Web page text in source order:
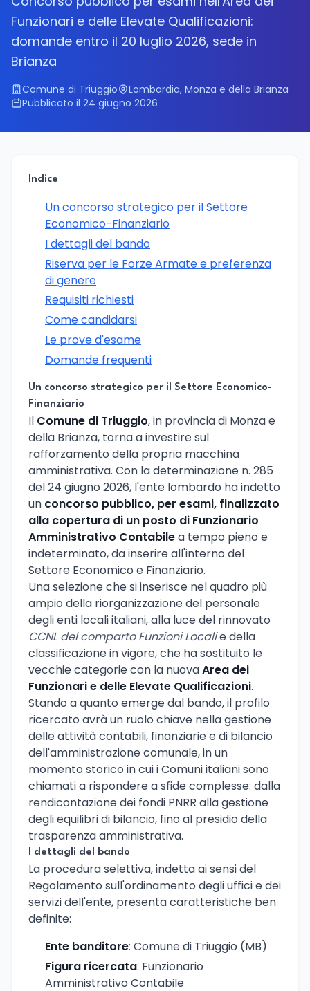
Funzionari e delle Elevate Qualificazioni:
domande entro il 20 luglio 2026, sede in
Brianza
Comune di Triuggio
Lombardia, Monza e della Brianza
Pubblicato il 24 giugno 2026
Indice
Un concorso strategico per il Settore
Economico-Finanziario
I dettagli del bando
Riserva per le Forze Armate e preferenza
di genere
Requisiti richiesti
Come candidarsi
Le prove d'esame
Domande frequenti
Un concorso strategico per il Settore Economico-
Finanziario
Il Comune di Triuggio, in provincia di Monza e
della Brianza, torna a investire sul
rafforzamento della propria macchina
amministrativa. Con la determinazione n. 285
del 24 giugno 2026, l'ente lombardo ha indetto
un concorso pubblico, per esami, finalizzato
alla copertura di un posto di Funzionario
Amministrativo Contabilea tempo pieno e
indeterminato, da inserire all'interno del
Settore Economico e Finanziario.
Una selezione che si inserisce nel quadro più
ampio della riorganizzazione del personale
degli enti locali italiani, alla luce del rinnovato
CCNL del comparto Funzioni Localie della
classificazione in vigore, che ha sostituito le
vecchie categorie con la nuovaArea dei
Funzionari e delle Elevate Qualificazioni.
Stando a quanto emerge dal bando, il profilo
ricercato avrà un ruolo chiave nella gestione
delle attività contabili, finanziarie e di bilancio
dell'amministrazione comunale, in un
momento storico in cui i Comuni italiani sono
chiamati a rispondere a sfide complesse: dalla
rendicontazione dei fondi PNRR alla gestione
degli equilibri di bilancio, fino al presidio della
trasparenza amministrativa.
I dettagli del bando
La procedura selettiva, indetta ai sensi del
Regolamento sull'ordinamento degli uffici e dei
servizi dell'ente, presenta caratteristiche ben
definite:
Ente banditore: Comune di Triuggio (MB)
Figura ricercata: Funzionario
Amministrativo Contabile